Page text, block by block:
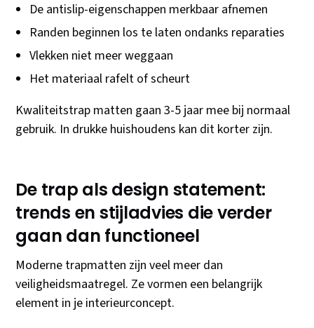
De antislip-eigenschappen merkbaar afnemen
Randen beginnen los te laten ondanks reparaties
Vlekken niet meer weggaan
Het materiaal rafelt of scheurt
Kwaliteitstrap matten gaan 3-5 jaar mee bij normaal
gebruik. In drukke huishoudens kan dit korter zijn.
De trap als design statement:
trends en stijladvies die verder
gaan dan functioneel
Moderne trapmatten zijn veel meer dan
veiligheidsmaatregel. Ze vormen een belangrijk
element in je interieurconcept.